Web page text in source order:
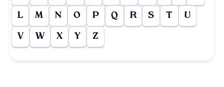
L M N O P Q R S T U
V W X Y Z